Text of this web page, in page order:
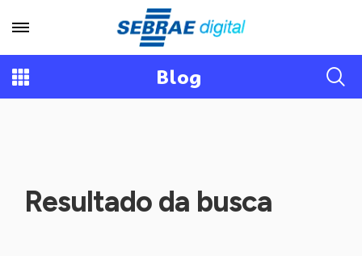
Blog
Resultado da busca